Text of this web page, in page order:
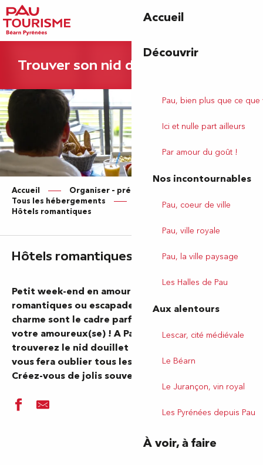
Aller
au
contenu
Accueil
Découvrir
Pau, bien plus que ce
Ici et nulle part ailleurs
Par amour du goût !
Nos incontournables
Pau, coeur de ville
Pau, ville royale
Pau, la ville paysage
Les Halles de Pau
Aux alentours
Lescar, cité médiévale
Le Béarn
Le Jurançon, vin royal
Les Pyrénées depuis Pau
À voir, à faire
Trouver son nid d'amour
Accueil
Organiser – préparer votre séjour
Tous les hébergements
Hôtels romantiques
Hôtels romantiques Ajouter aux favoris
Petit week-end en amoureux, vacances
romantiques ou escapade d’une nuit, les hôtels de
charme sont le cadre parfait pour faire plaisir à
votre amoureux(se) ! A Pau ou aux alentours, vous
trouverez le nid douillet pour un tête-à-tête qui
vous fera oublier tous les tracas du quotidien.
Créez-vous de jolis souvenirs ensemble.